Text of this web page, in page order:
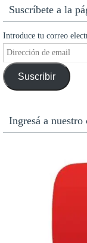
Suscríbete a la
Introduce tu correo
Dirección
de
emailSuscribir
Ingresá a nuestro